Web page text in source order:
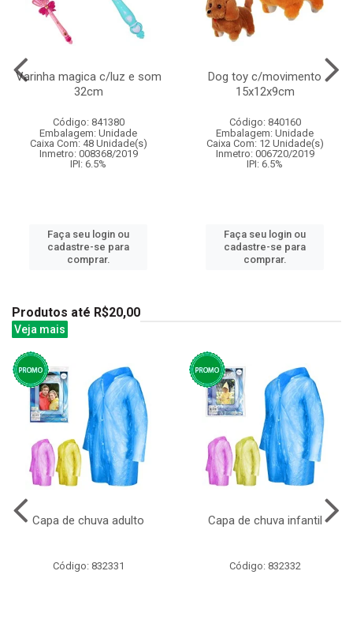
Varinha magica c/luz e som
32cm
Código: 841380
Embalagem: Unidade
Caixa Com: 48 Unidade(s)
Inmetro: 008368/2019
IPI: 6.5%
Faça seu login ou
cadastre-se para
comprar.
Dog toy c/movimento
15x12x9cm
Código: 840160
Embalagem: Unidade
Caixa Com: 12 Unidade(s)
Inmetro: 006720/2019
IPI: 6.5%
Faça seu login ou
cadastre-se para
comprar.
Produtos até R$20,00
Veja mais
Capa de chuva adulto
Código: 832331
Capa de chuva infantil
Código: 832332